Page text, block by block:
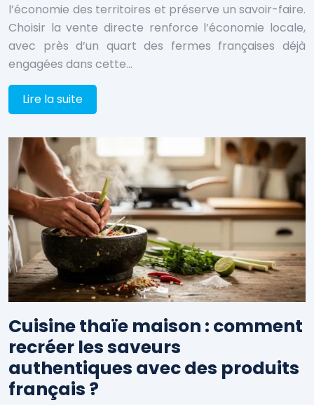
l’économie des territoires et préserve un savoir-faire.
Choisir la vente directe renforce l’économie locale,
avec près d’un quart des fermes françaises déjà
engagées dans cette…
Lire la suite
Cuisine thaïe maison : comment
recréer les saveurs
authentiques avec des produits
français ?